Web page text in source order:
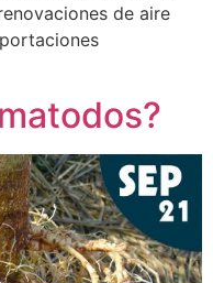
de aire